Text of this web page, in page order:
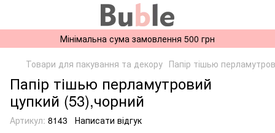
Мінімальна сума замовлення 500 грн
Товари для пакування та декору Папір тішью
Папір тішью перламутровий
цупкий (53),чорний
Артикул: 8143 Написати відгук